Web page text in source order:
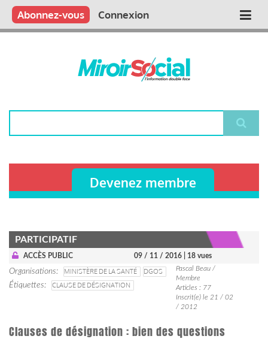
Aller
contenu
Main
Qui sommes nous ?
Vous publiez
Nous publions
Contactez-nous
Abonnez-vous Connexion
Devenez membre
PARTICIPATIF
ACCÈS PUBLIC 09 / 11 / 2016 | 18 vues
Organisations MINISTÈRE DE LA SANTÉ
DGOS
Étiquettes
CLAUSE DE DÉSIGNATION
Pascal Beau /
Membre
Articles : 77
Inscrit(e) le 21 / 02
/ 2012
Clauses de désignation : bien des questions